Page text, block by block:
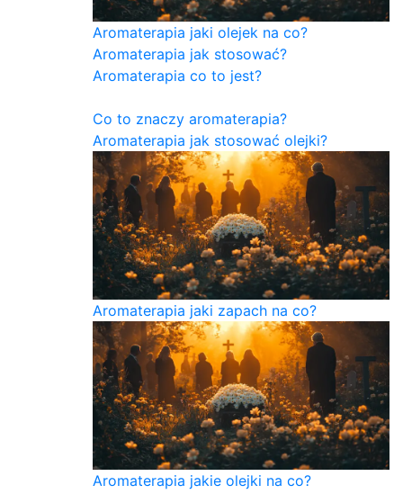
Aromaterapia jaki olejek na co?
Aromaterapia jak stosować?
Aromaterapia co to jest?
Co to znaczy aromaterapia?
Aromaterapia jak stosować olejki?
Aromaterapia jaki zapach na co?
Aromaterapia jakie olejki na co?